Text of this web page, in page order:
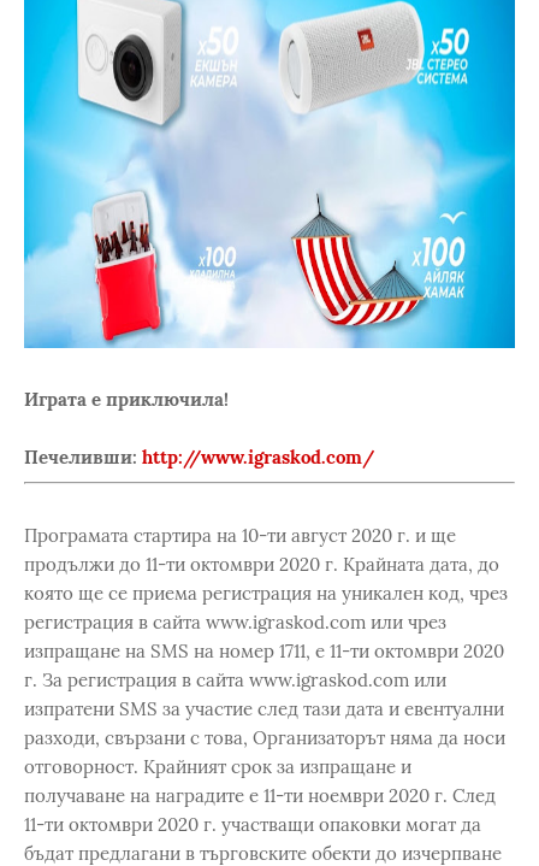
Играта е приключила!
Печеливши: http://www.igraskod.com/
Програмата стартира на 10-ти август 2020 г. и ще
продължи до 11-ти октомври 2020 г. Крайната дата, до
която ще се приема регистрация на уникален код, чрез
регистрация в сайта www.igraskod.com или чрез
изпращане на SMS на номер 1711, е 11-ти октомври 2020
г. За регистрация в сайта www.igraskod.com или
изпратени SMS за участие след тази дата и евентуални
разходи, свързани с това, Организаторът няма да носи
отговорност. Крайният срок за изпращане и
получаване на наградите е 11-ти ноември 2020 г. След
11-ти октомври 2020 г. участващи опаковки могат да
бъдат предлагани в търговските обекти до изчерпване